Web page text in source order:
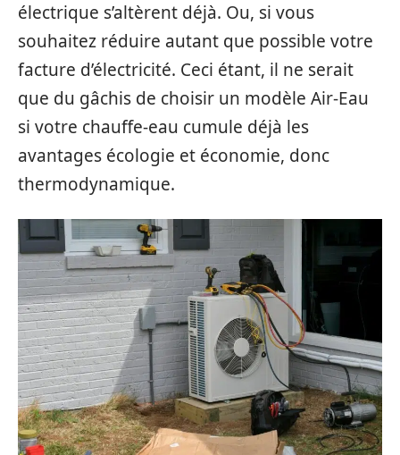
électrique s’altèrent déjà. Ou, si vous
souhaitez réduire autant que possible votre
facture d’électricité. Ceci étant, il ne serait
que du gâchis de choisir un modèle Air-Eau
si votre chauffe-eau cumule déjà les
avantages écologie et économie, donc
thermodynamique.